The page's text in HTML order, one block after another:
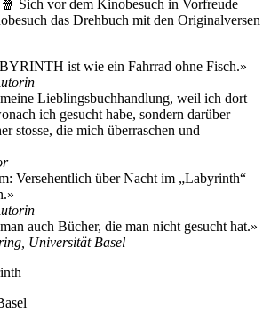
Sich vor dem Kinobesuch in Vorfreude
das Drehbuch mit den Originalversen
ist wie ein Fahrrad ohne Fisch.»
Lieblingsbuchhandlung, weil ich dort
ich gesucht habe, sondern darüber
stosse, die mich überraschen und
Versehentlich über Nacht im „Labyrinth“
auch Bücher, die man nicht gesucht hat.»
Universität Basel